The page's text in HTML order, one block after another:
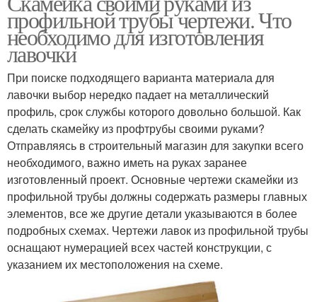
профильной трубы чертежи. Что
необходимо для изготовления
лавочки
При поиске подходящего варианта материала для
лавочки выбор нередко падает на металлический
профиль, срок службы которого довольно большой. Как
сделать скамейку из профтрубы своими руками?
Отправляясь в строительный магазин для закупки всего
необходимого, важно иметь на руках заранее
изготовленный проект. Основные чертежи скамейки из
профильной трубы должны содержать размеры главных
элементов, все же другие детали указываются в более
подробных схемах. Чертежи лавок из профильной трубы
оснащают нумерацией всех частей конструкции, с
указанием их местоположения на схеме.